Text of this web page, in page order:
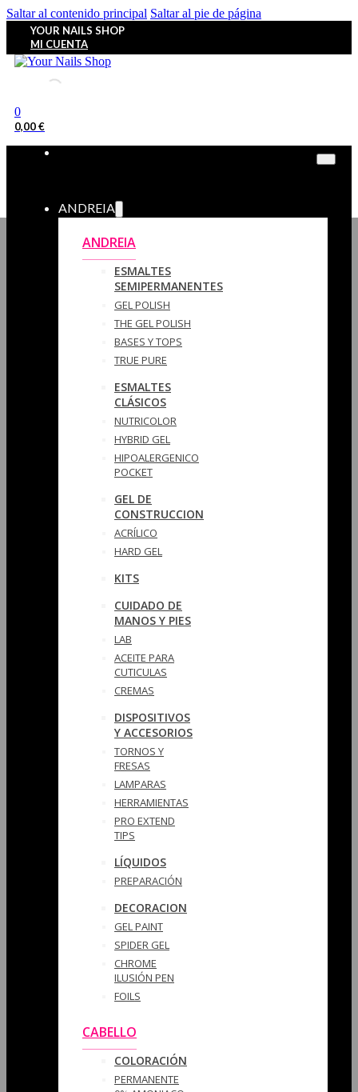
Saltar al contenido principal Saltar al pie de página
YOUR NAILS SHOP
MI CUENTA
0
0,00€
ANDREIA
ANDREIA
ESMALTES
SEMIPERMANENTES
GEL POLISH
THE GEL POLISH
BASES Y‎ TOPS
TRUE PURE
ESMALTES
CLÁSICOS
NUTRICOLOR
HYBRID GEL
HIPOALERGENICO
POCKET
GEL DE
CONSTRUCCION
ACRÍLICO
HARD GEL
KITS
CUIDADO DE
MANOS Y PIES
LAB
ACEITE PARA
CUTICULAS
CREMAS
DISPOSITIVOS
Y ACCESORIOS
TORNOS Y
FRESAS
LAMPARAS
HERRAMIENTAS
PRO EXTEND
TIPS
LÍQUIDOS
PREPARACIÓN
DECORACION
GEL PAINT
SPIDER GEL
CHROME
ILUSIÓN PEN
FOILS
CABELLO
COLORACIÓN
PERMANENTE